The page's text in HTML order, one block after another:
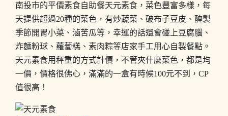
南投市的平價素食自助餐天元素食，菜色豐富多樣，每
天提供超過20種的菜色，有炒蔬菜、破布子豆皮、醃製
季節開胃小菜、滷苦瓜等，幸運的話還會碰上豆腐腦、
炸麵粉球、蘿蔔糕、素肉粽等店家手工用心自製餐點。
天元素食用秤重的方式計價，不管夾什麼菜色，都是均
一價，價格很佛心，滿滿的一盒有時候100元不到，CP
值很高！